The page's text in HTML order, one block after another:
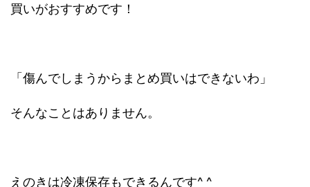
買いがおすすめです！
「傷んでしまうからまとめ買いはできないわ」
そんなことはありません。
えのきは冷凍保存もできるんです^ ^